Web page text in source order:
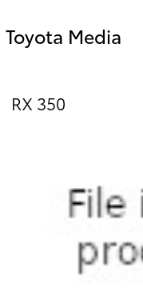
Toyota Media
RX 350